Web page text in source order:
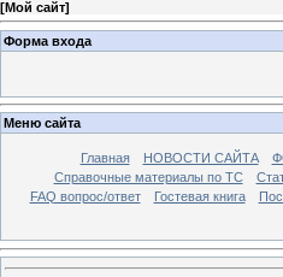
[Мой сайт]
Форма входа
Меню сайта
Главная НОВОСТИ САЙТА
Справочные материалы по TС
FAQ вопрос/ответ
Гостевая книга